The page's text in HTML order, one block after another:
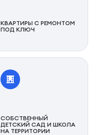
КВАРТИРЫ С РЕМОНТОМ
ПОД КЛЮЧ
СОБСТВЕННЫЙ
ДЕТСКИЙ САД И ШКОЛА
НА ТЕРРИТОРИИ